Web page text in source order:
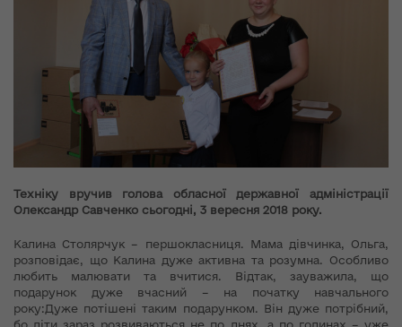
Техніку вручив голова обласної державної адміністрації
Олександр Савченко сьогодні, 3 вересня 2018 року.
Калина Столярчук – першокласниця. Мама дівчинка, Ольга,
розповідає, що Калина дуже активна та розумна. Особливо
любить малювати та вчитися. Відтак, зауважила, що
подарунок дуже вчасний – на початку навчального
року:Дуже потішені таким подарунком. Він дуже потрібний,
бо діти зараз розвиваються не по днях, а по годинах – уже